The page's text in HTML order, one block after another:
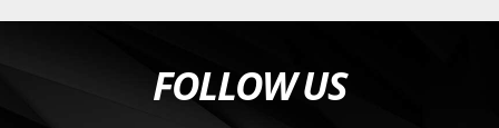
FOLLOW US